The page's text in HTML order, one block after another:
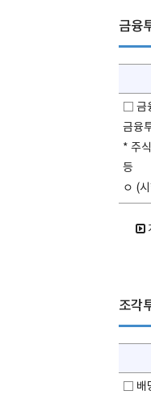
금융
□ 금
금융
* 주
등
ㅇ (
조각
□ 배